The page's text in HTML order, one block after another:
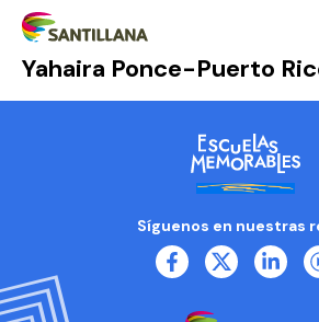
Yahaira Ponce-Puerto
Síguenos en nuestras